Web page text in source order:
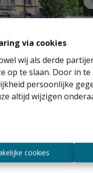
via cookies
wij als derde
te slaan. Door in te
persoonlijke
altijd wijzigen
cookies